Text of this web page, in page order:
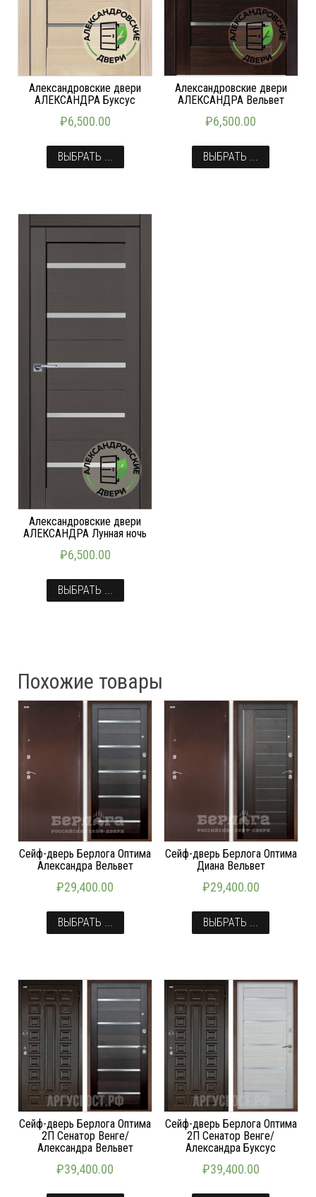
Александровские двери
АЛЕКСАНДРА Буксус
₽6,500.00
ВЫБРАТЬ ...
Александровские двери
АЛЕКСАНДРА Вельвет
₽6,500.00
ВЫБРАТЬ ...
Александровские двери
АЛЕКСАНДРА Лунная ночь
₽6,500.00
ВЫБРАТЬ ...
Похожие товары
Сейф-дверь Берлога Оптима
Александра Вельвет
₽29,400.00
ВЫБРАТЬ ...
Сейф-дверь Берлога Оптима
Диана Вельвет
₽29,400.00
ВЫБРАТЬ ...
Сейф-дверь Берлога Оптима
2П Сенатор Венге/
Александра Вельвет
₽39,400.00
Сейф-дверь Берлога Оптима
2П Сенатор Венге/
Александра Буксус
₽39,400.00